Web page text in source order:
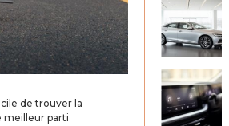
de trouver la
meilleur parti